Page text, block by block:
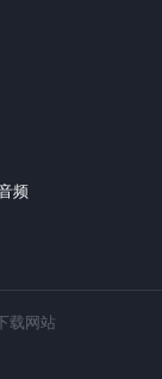
频
载网站